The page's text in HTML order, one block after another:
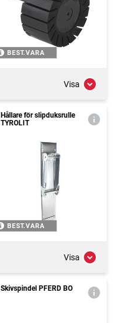
BEST.VARA
Visa
Hållare för slipduksrulle
TYROLIT
BEST.VARA
Visa
Skivspindel PFERD BO